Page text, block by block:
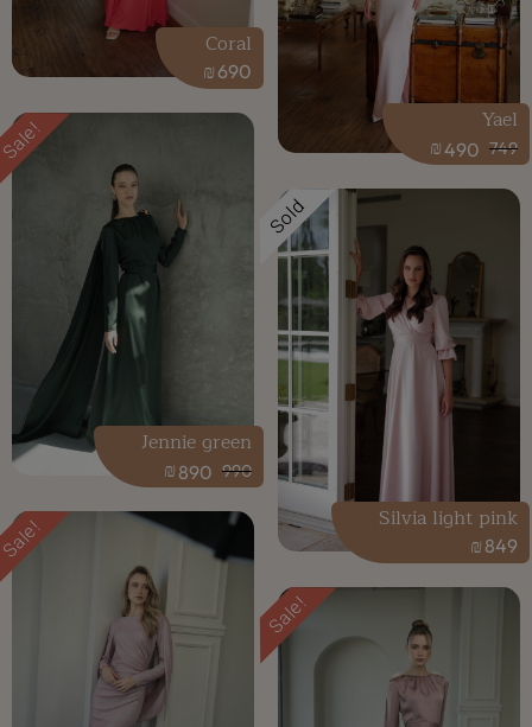
749
490
₪
Yael
690
₪
Coral
Sold
849
₪
Silvia light pink
990
890
₪
Jennie green
Sale!